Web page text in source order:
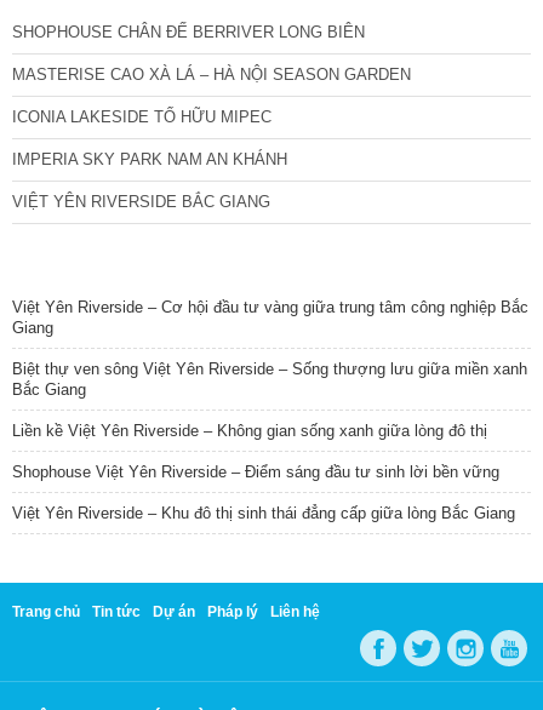
SHOPHOUSE CHÂN ĐẾ BERRIVER LONG BIÊN
MASTERISE CAO XÀ LÁ – HÀ NỘI SEASON GARDEN
ICONIA LAKESIDE TỐ HỮU MIPEC
IMPERIA SKY PARK NAM AN KHÁNH
VIỆT YÊN RIVERSIDE BẮC GIANG
Việt Yên Riverside – Cơ hội đầu tư vàng giữa trung tâm công nghiệp Bắc
Giang
Biệt thự ven sông Việt Yên Riverside – Sống thượng lưu giữa miền xanh
Bắc Giang
Liền kề Việt Yên Riverside – Không gian sống xanh giữa lòng đô thị
Shophouse Việt Yên Riverside – Điểm sáng đầu tư sinh lời bền vững
Việt Yên Riverside – Khu đô thị sinh thái đẳng cấp giữa lòng Bắc Giang
Trang chủ Tin tức Dự án Pháp lý Liên hệ